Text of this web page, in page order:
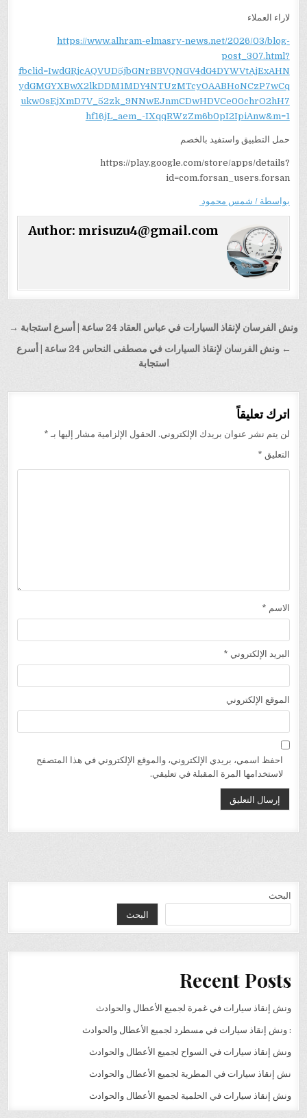
لاراء العملاء
https://www.alhram-elmasry-news.net/2026/03/blog-
post_307.html?
fbclid=IwdGRjcAQVUD5jbGNrBBVQNGV4dG4DYWVtAjExAHN
ydGMGYXBwX2lkDDM1MDY4NTUzMTcyOAABHoNCzP7wCq
ukw0sEjXmD7V_52zk_9NNwEJnmCDwHDVCe00chrO2hH7
hf16jL_aem_-IXqqRWzZm6b0pI2IpiAnw&m=1
حمل التطبيق واستفيد بالخصم
https://play.google.com/store/apps/details?
id=com.forsan_users.forsan
بواسطة / شمس محمود
Author: mrisuzu4@gmail.com
تصفّح
المقالات
ونش الفرسان لإنقاذ السيارات في عباس العقاد 24 ساعة | أسرع استجابة →
← ونش الفرسان لإنقاذ السيارات في مصطفى النحاس 24 ساعة | أسرع
استجابة
اترك تعليقاً
لن يتم نشر عنوان بريدك الإلكتروني. الحقول الإلزامية مشار إليها بـ *
التعليق *
الاسم *
البريد الإلكتروني *
الموقع الإلكتروني
احفظ اسمي، بريدي الإلكتروني، والموقع الإلكتروني في هذا المتصفح
لاستخدامها المرة المقبلة في تعليقي.
البحث
البحث
Recent Posts
ونش إنقاذ سيارات في غمرة لجميع الأعطال والحوادث
: ونش إنقاذ سيارات في مسطرد لجميع الأعطال والحوادث
ونش إنقاذ سيارات في السواح لجميع الأعطال والحوادث
نش إنقاذ سيارات في المطرية لجميع الأعطال والحوادث
ونش إنقاذ سيارات في الحلمية لجميع الأعطال والحوادث